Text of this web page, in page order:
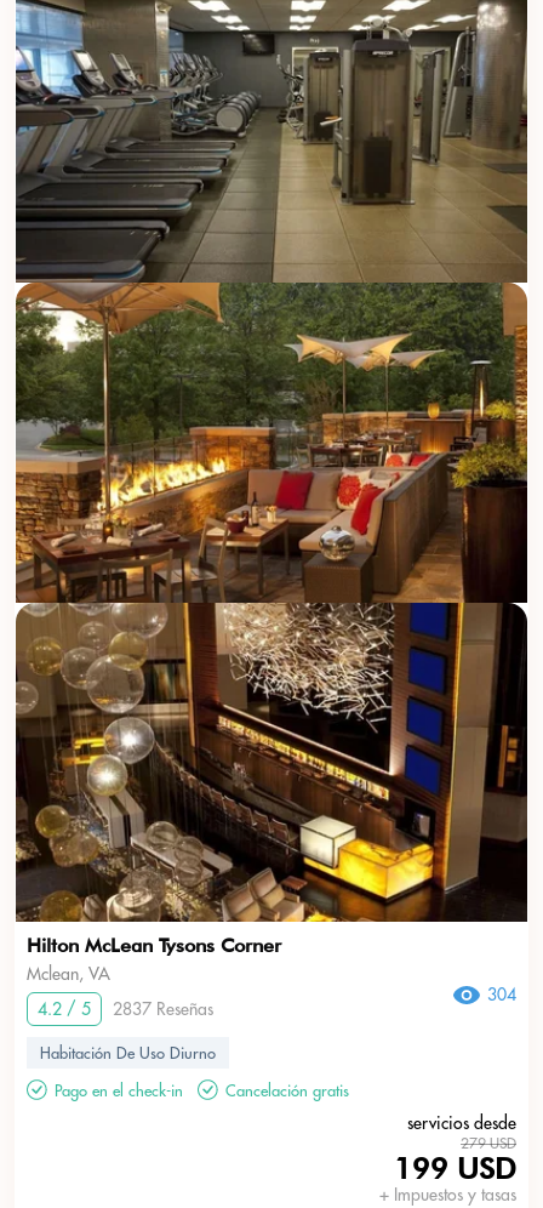
Hilton McLean Tysons Corner
Mclean, VA
4.2 / 5
2837 Reseñas
304
Habitación De Uso Diurno
Pago en el check-in
Cancelación gratis
servicios desde
279 USD
199 USD
+ Impuestos y tasas